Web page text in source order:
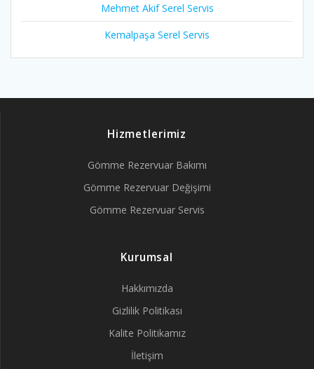
Mehmet Akif Serel Servis
Kemalpaşa Serel Servis
Hizmetlerimiz
Gömme Rezervuar Bakımı
Gömme Rezervuar Değişimi
Gömme Rezervuar Servis
Kurumsal
Hakkımızda
Gizlilik Politikası
Kalite Politikamız
İletişim